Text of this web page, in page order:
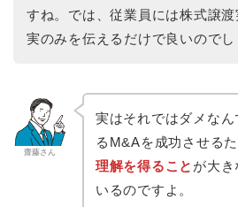
すね。では、従業員には株式譲
実のみを伝えるだけで良いのでし
齋藤さん
実はそれではダメな
るM&Aを成功させる
理解を得ること が大き
いるのですよ。